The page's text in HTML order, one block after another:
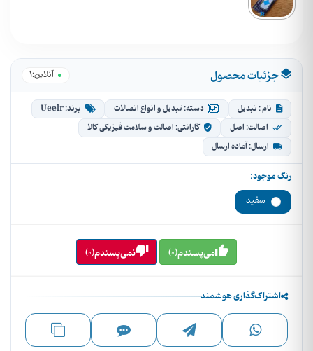
جزئیات محصول ● آنلاین:1
نام : تبدیل دسته: تبدیل و انواع اتصالات
برند: Ueelr
اصالت: اصل
گارانتی: اصالت و سلامت فیزیکی کالا
ارسال: آماده ارسال
رنگ موجود:
سفید
می‌پسندم(0) نمی‌پسندم(0)
اشتراک‌گذاری هوشمند